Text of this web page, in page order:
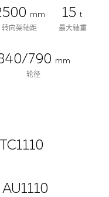
mm
转向架轴距
15 t
最大轴重
790 mm
轮径